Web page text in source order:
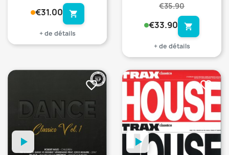
€31.00 shopping_cart
+ de détails
€35.90
€33.90 shopping_cart
+ de détails
favorite_border favorite_border